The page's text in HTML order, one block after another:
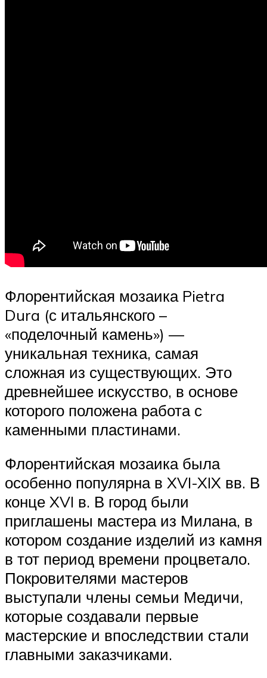
Флорентийская мозаика Pietra
Dura (с итальянского –
«поделочный камень») —
уникальная техника, самая
сложная из существующих. Это
древнейшее искусство, в основе
которого положена работа с
каменными пластинами.
Флорентийская мозаика была
особенно популярна в XVI-XIX вв. В
конце XVI в. В город были
приглашены мастера из Милана, в
котором создание изделий из камня
в тот период времени процветало.
Покровителями мастеров
выступали члены семьи Медичи,
которые создавали первые
мастерские и впоследствии стали
главными заказчиками.